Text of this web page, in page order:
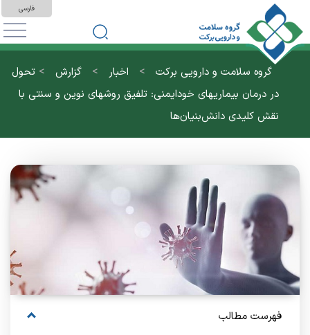
فارسی
گروه سلامت و دارویی برکت > اخبار > گزارش > تحول
در درمان بیماریهای خودایمنی: تلفیق روشهای نوین و سنتی با
نقش کلیدی دانش‌بنیان‌ها
فهرست مطالب